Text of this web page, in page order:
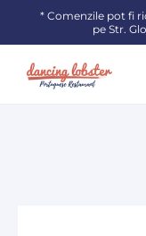
* Comenzile pot fi
pe Str.